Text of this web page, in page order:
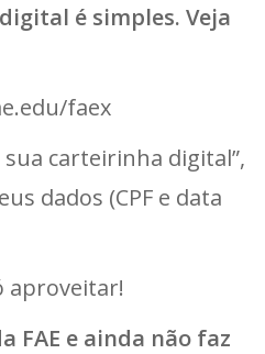
é simples. Veja
faex
sua carteirinha digital”,
dados (CPF e data
aproveitar!
FAE e ainda não faz